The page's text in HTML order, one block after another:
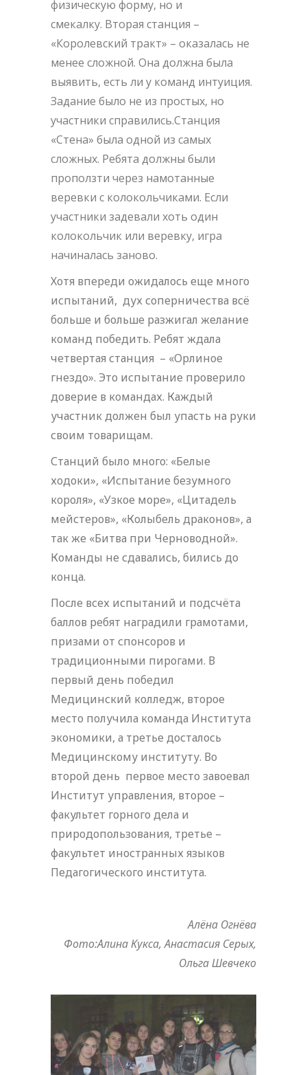
физическую форму, но и
смекалку. Вторая станция –
«Королевский тракт» – оказалась не
менее сложной. Она должна была
выявить, есть ли у команд интуиция.
Задание было не из простых, но
участники справились.Станция
«Стена» была одной из самых
сложных. Ребята должны были
проползти через намотанные
веревки с колокольчиками. Если
участники задевали хоть один
колокольчик или веревку, игра
начиналась заново.
Хотя впереди ожидалось еще много
испытаний, дух соперничества всё
больше и больше разжигал желание
команд победить. Ребят ждала
четвертая станция – «Орлиное
гнездо». Это испытание проверило
доверие в командах. Каждый
участник должен был упасть на руки
своим товарищам.
Станций было много: «Белые
ходоки», «Испытание безумного
короля», «Узкое море», «Цитадель
мейстеров», «Колыбель драконов», а
так же «Битва при Черноводной».
Команды не сдавались, бились до
конца.
После всех испытаний и подсчёта
баллов ребят наградили грамотами,
призами от спонсоров и
традиционными пирогами. В
первый день победил
Медицинский колледж, второе
место получила команда Института
экономики, а третье досталось
Медицинскому институту. Во
второй день первое место завоевал
Институт управления, второе –
факультет горного дела и
природопользования, третье –
факультет иностранных языков
Педагогического института.
Алёна Огнёва
Фото:Алина Кукса, Анастасия Серых,
Ольга Шевчеко